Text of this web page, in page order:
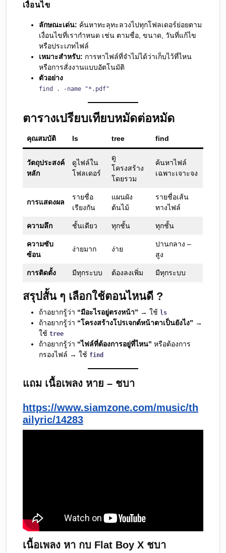
เงื่อนไข
ลักษณะเด่น: ค้นหาทะลุทะลวงไปทุกโฟลเดอร์ย่อยตาม
เงื่อนไขที่เรากำหนด เช่น ตามชื่อ, ขนาด, วันที่แก้ไข
หรือประเภทไฟล์
เหมาะสำหรับ: การหาไฟล์ที่จำไม่ได้ว่าเก็บไว้ที่ไหน
หรือการสั่งงานแบบอัตโนมัติ
ตัวอย่าง
find . -name "*.pdf"
ตารางเปรียบเทียบหมัดต่อหมัด
คุณสมบัติ ls tree find
วัตถุประสงค์
หลัก
ดูไฟล์ใน
โฟลเดอร์
ดู
โครงสร้าง
โดยรวม
ค้นหาไฟล์
เฉพาะเจาะจง
การแสดงผล
รายชื่อ
เรียงกัน
แผนผัง
ต้นไม้
รายชื่อเส้น
ทางไฟล์
ความลึก ชั้นเดียว ทุกชั้น ทุกชั้น
ความซับ
ซ้อน
ง่ายมาก ง่าย
ปานกลาง –
สูง
การติดตั้ง มีทุกระบบ ต้องลงเพิ่ม มีทุกระบบ
สรุปสั้น ๆ เลือกใช้ตอนไหนดี ?
ถ้าอยากรู้ว่า “มีอะไรอยู่ตรงหน้า” → ใช้ ls
ถ้าอยากรู้ว่า “โครงสร้างโปรเจกต์หน้าตาเป็นยังไง” →
ใช้ tree
ถ้าอยากรู้ว่า “ไฟล์ที่ต้องการอยู่ที่ไหน” หรือต้องการ
กรองไฟล์ → ใช้ find
แถม เนื้อเพลง หาย – ชบา
https://www.siamzone.com/music/th
ailyric/14283
เนื้อเพลง หา กบ Flat Boy X ชบา